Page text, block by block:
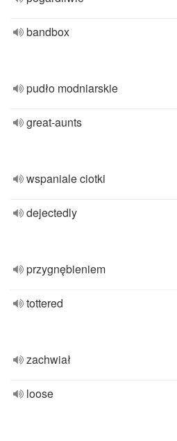
bandbox
pudło modniarskie
great-aunts
wspaniale ciotki
dejectedly
przygnębieniem
tottered
zachwiał
loose